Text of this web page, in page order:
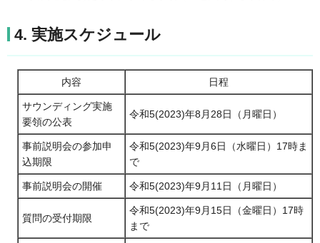
4. 実施スケジュール
内容 日程
サウンディング実施
要領の公表
令和5(2023)年8月28日（月曜日）
事前説明会の参加申
込期限
令和5(2023)年9月6日（水曜日）17時ま
で
事前説明会の開催 令和5(2023)年9月11日（月曜日）
質問の受付期限
令和5(2023)年9月15日（金曜日）17時
まで